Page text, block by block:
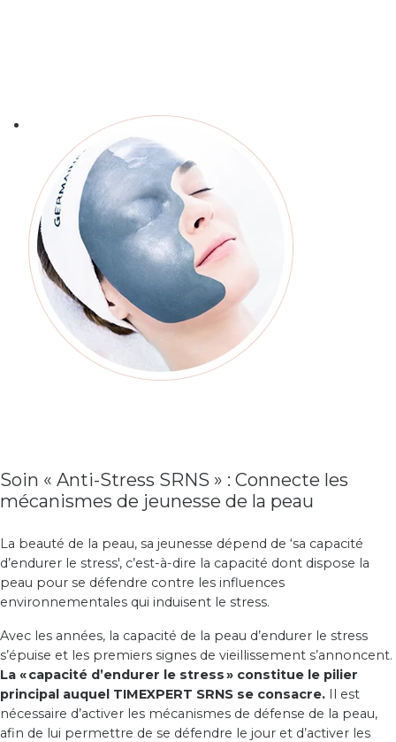
Soin « Anti-Stress SRNS » : Connecte les
mécanismes de jeunesse de la peau
La beauté de la peau, sa jeunesse dépend de ‘sa capacité
d’endurer le stress', c’est-à-dire la capacité dont dispose la
peau pour se défendre contre les influences
environnementales qui induisent le stress.
Avec les années, la capacité de la peau d’endurer le stress
s’épuise et les premiers signes de vieillissement s’annoncent.
La « capacité d’endurer le stress » constitue le pilier
principal auquel TIMEXPERT SRNS se consacre. Il est
nécessaire d’activer les mécanismes de défense de la peau,
afin de lui permettre de se défendre le jour et d’activer les